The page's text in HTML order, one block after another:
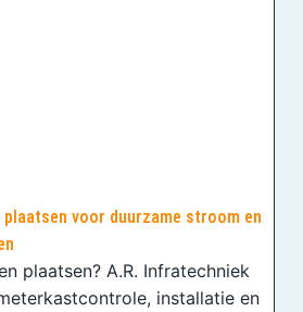
plaatsen voor duurzame stroom en
plaatsen? A.R. Infratechniek
installatie en